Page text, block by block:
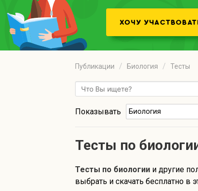
Публикации Биология Тесты
Показывать Биология
Тесты по
Тесты по биологии и другие
выбрать и скачать бесплатно в